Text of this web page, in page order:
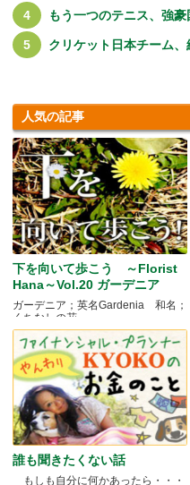
もう一つのテニス、強
クリケット日本チーム
人気の記事
下を向いて歩こう ～Florist
Hana～Vol.20 ガーデニア
ガーデニア；英名Gardenia 和名；
くちなしの花 .....
誰も聞きたくない話
もしも自分に何かあったら・・・